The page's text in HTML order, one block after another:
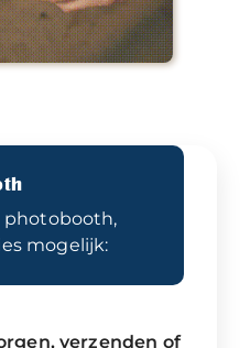
photobooth,
mogelijk:
verzenden of